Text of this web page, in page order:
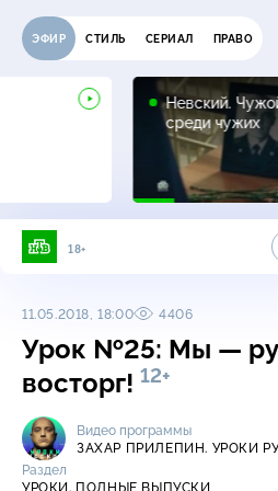
ЭФИР СТИЛЬ СЕРИАЛ ПРАВО
Невский.
среди чужих
18+
11.05.2018, 18:00 4406
Урок №25: Мы —
восторг! 12+
Видео программы
ЗАХАР ПРИЛЕПИН. УРОКИ
Раздел
УРОКИ. ПОЛНЫЕ ВЫПУСКИ